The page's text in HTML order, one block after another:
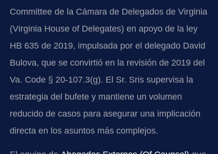
Committee de la Cámara de Delegados de Virginia
(Virginia House of Delegates) en apoyo de la ley
HB 635 de 2019, impulsada por el delegado David
Bulova, que se convirtió en la revisión de 2019 del
Va. Code § 20-107.3(g). El Sr. Sris supervisa la
estrategia del bufete y mantiene un volumen
reducido de casos para asegurar una implicación
directa en los asuntos más complejos.